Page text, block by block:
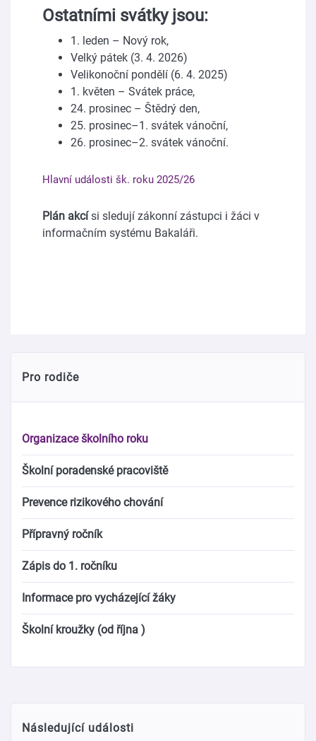
Ostatními svátky jsou:
1. leden – Nový rok,
Velký pátek (3. 4. 2026)
Velikonoční pondělí (6. 4. 2025)
1. květen – Svátek práce,
24. prosinec – Štědrý den,
25. prosinec–1. svátek vánoční,
26. prosinec–2. svátek vánoční.
Hlavní události šk. roku 2025/26
Plán akcísi sledují zákonní zástupci i žáci v
informačním systému Bakaláři.
Pro rodiče
Organizace školního roku
Školní poradenské pracoviště
Prevence rizikového chování
Přípravný ročník
Zápis do 1. ročníku
Informace pro vycházející žáky
Školní kroužky (od října )
Následující události